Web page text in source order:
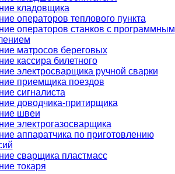
кладовщика
операторов теплового пункта
операторов станков с программным
матросов береговых
кассира билетного
электросварщика ручной сварки
приемщика поездов
сигналиста
доводчика-притирщика
швеи
электрогазосварщика
аппаратчика по приготовлению
сварщика пластмасс
токаря